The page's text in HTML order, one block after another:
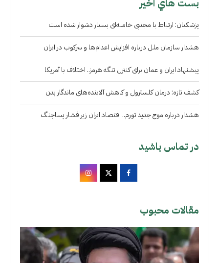
بست هاي اخير
پزشکیان: ارتباط با مجتبی خامنه‌ای بسیار دشوار شده است
هشدار سازمان ملل درباره افزایش اعدام‌ها و سرکوب در ایران
پیشنهاد ایران و عمان برای کنترل تنگه هرمز.. اختلاف با آمریکا
کشف تازه: درمان کلسترول و کاهش آلاینده‌های ماندگار بدن
هشدار درباره موج جدید تورم.. اقتصاد ایران زیر فشار پساجنگ
در تماس باشید
مقالات محبوب